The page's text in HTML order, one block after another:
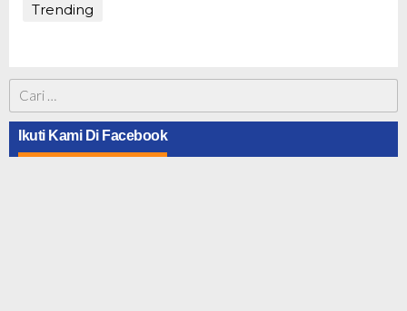
Trending
Cari
untuk:
Ikuti Kami Di Facebook